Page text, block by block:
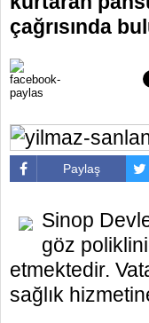
çağrısında
Paylaş
Sinop
göz
etmektedir.
sağlık